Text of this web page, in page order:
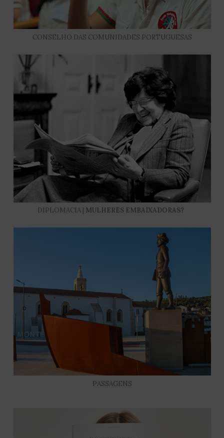
CONSELHO DAS COMUNIDADES PORTUGUESAS
DIPLOMACIA | MULHERES EMBAIXADORAS?
PASSAGENS